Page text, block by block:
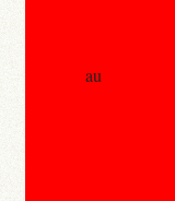
au